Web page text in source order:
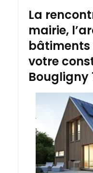
La
mairie,
bâtiments
votre
Bougligny